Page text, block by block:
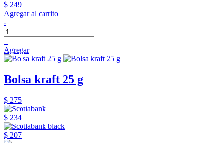
$ 249
Agregar al carrito
-
+
Agregar
Bolsa kraft 25 g
$ 275
$ 234
$ 207